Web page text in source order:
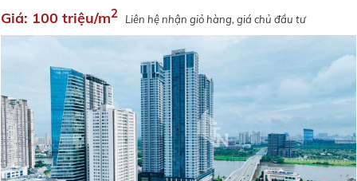
Giá: 100 triệu/m2 Liên hệ nhận giỏ hàng, giá chủ đầu tư